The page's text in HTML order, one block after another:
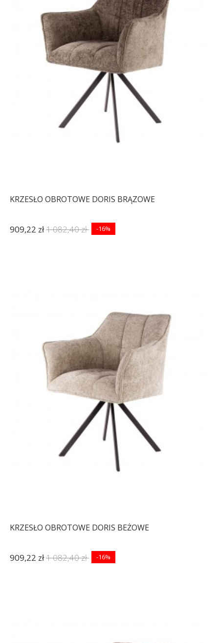
KRZESŁO DIMA
JASNOSZARE
387,65 zł
KRZESŁO DIMA
CIEMNOSZARE
295,12 zł364,35 zł
-19%
KRZESŁO OBROTOWE DORIS BRĄZOWE
909,22 zł1 082,40 zł -16%
KRZESŁO OBROTOWE DORIS BEŻOWE
909,22 zł1 082,40 zł -16%